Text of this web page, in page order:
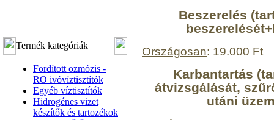
Termék kategóriák
Fordított ozmózis -
RO ivóvíztisztítók
Egyéb víztisztítók
Hidrogénes vizet
készítők és tartozékok
Beszerelés
Országosan: 19.000 Ft
Karbantartás
átvizsgálását,
utáni